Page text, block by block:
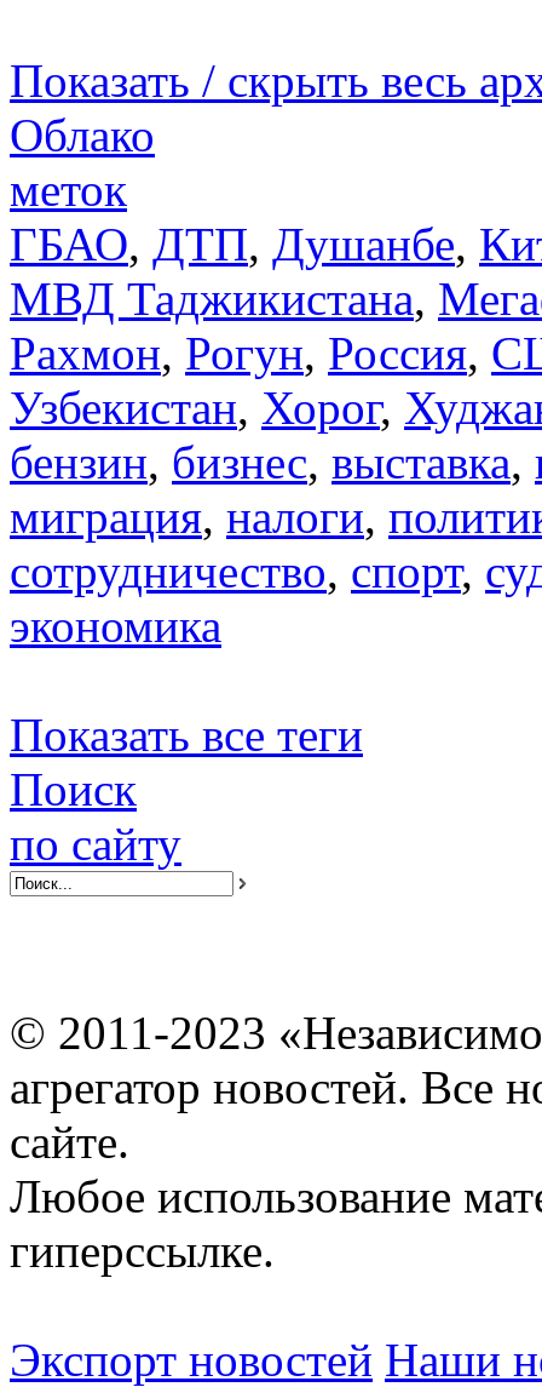
Показать / скрыть весь
Облако
меток
ГБАО, ДТП, Душанбе,
МВД Таджикистана,
Рахмон, Рогун, Россия,
Узбекистан, Хорог,
бензин, бизнес, выставка,
миграция, налоги,
сотрудничество, спорт,
экономика
Показать все теги
Поиск
по сайту
© 2011-2023
агрегатор новостей. Все
сайте.
Любое использование
гиперссылке.
Экспорт новостей Наши